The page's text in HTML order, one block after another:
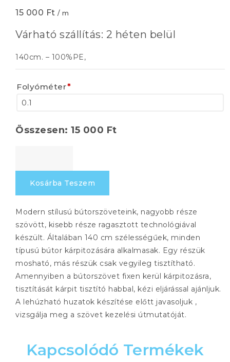
15 000 Ft / m
Várható szállítás: 2 héten belül
140cm. – 100%PE,
Folyóméter*
Összesen: 15 000 Ft
Kosárba Teszem
Modern stílusú bútorszöveteink, nagyobb része
szövött, kisebb része ragasztott technológiával
készült. Általában 140 cm szélességűek, minden
típusú bútor kárpitozására alkalmasak. Egy részük
mosható, más részük csak vegyileg tisztítható.
Amennyiben a bútorszövet fixen kerül kárpitozásra,
tisztítását kárpit tisztító habbal, kézi eljárással ajánljuk.
A lehúzható huzatok készítése előtt javasoljuk ,
vizsgálja meg a szövet kezelési útmutatóját.
Kapcsolódó Termékek